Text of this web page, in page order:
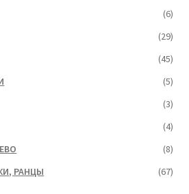
(6)
(29)
(45)
(5)
(3)
(4)
(8)
РАНЦЫ
(67)